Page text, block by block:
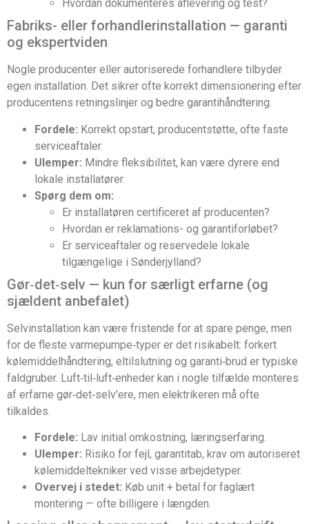
Hvordan dokumenteres aflevering og test?
Fabriks- eller forhandlerinstallation — garanti
og ekspertviden
Nogle producenter eller autoriserede forhandlere tilbyder
egen installation. Det sikrer ofte korrekt dimensionering efter
producentens retningslinjer og bedre garantihåndtering.
Fordele: Korrekt opstart, producentstøtte, ofte faste
serviceaftaler.
Ulemper: Mindre fleksibilitet, kan være dyrere end
lokale installatører.
Spørg dem om:
Er installatøren certificeret af producenten?
Hvordan er reklamations- og garantiforløbet?
Er serviceaftaler og reservedele lokale
tilgængelige i Sønderjylland?
Gør‑det‑selv — kun for særligt erfarne (og
sjældent anbefalet)
Selvinstallation kan være fristende for at spare penge, men
for de fleste varmepumpe‑typer er det risikabelt: forkert
kølemiddelhåndtering, eltilslutning og garanti‑brud er typiske
faldgruber. Luft‑til‑luft‑enheder kan i nogle tilfælde monteres
af erfarne gør‑det‑selv’ere, men elektrikeren må ofte
tilkaldes.
Fordele: Lav initial omkostning, læringserfaring.
Ulemper: Risiko for fejl, garantitab, krav om autoriseret
kølemiddeltekniker ved visse arbejdetyper.
Overvej i stedet: Køb unit + betal for faglært
montering — ofte billigere i længden.